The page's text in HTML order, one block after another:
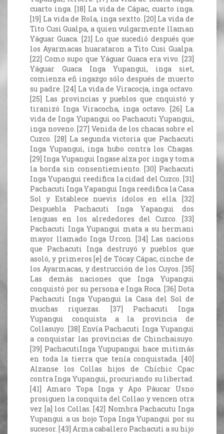
cuarto inga. [18] La vida de Cápac, cuarto inga.
[19] La vida de Rola, inga sextto. [20] La vida de
Tito Cusi Gualpa, a quien vulgarmente llaman
Yáguar Guaca. [21] Lo que sucedió después que
los Ayarmacas huarataron a Tito Cusi Gualpa.
[22] Como supo que Yáguar Guaca era vivo. [23]
Yáguar Guaca Inga Yupangui, inga siet,
comienza eñ ingazgo sólo después de muerto
su padre. [24] La vida de Viracocja, inga octavo.
[25] Las provincias y pueblos que cnquistó y
tiranizó Inga Viracocha, inga octavo. [26] La
vida de Inga Yupangui oo Pachacuti Yupangui,
inga noveno. [27] Venida de los chacas sobre el
Cuzco. [28] La segunda victoria que Pachacuti
Inga Yupangui, inga hubo contra los Chagas.
[29] Inga Yupangui Ingase alza por inga y toma
la borda sin consentiemiento. [30] Pachacuti
Inga Yupangui reedifica la cidad del Cuzco. [31]
Pachacuti Inga Yapangui Inga reedifica la Casa
Sol y Establece nuevis ídolos en ella. [32]
Despuebla Pachacuti Inga Yapangui dos
lenguas en los alrededores del Cuzco. [33]
Pachacuti Inga Yupangui mata a su hermani
mayor llamado Inga Urcon. [34] Las nacions
que Pachacuti Inga destruyó y pueblos que
asoló, y primeros [e] de Tócay Cápac, cinche de
los Ayarmacas, y destrucción de los Cuyos. [35]
Las demás naciones que Inga Yupangui
conquistó por su persona e Inga Roca. [36] Dota
Pachacuti Inga Yupangui la Casa del Sol de
muchas riquezas. [37] Pachacuti Inga
Yupangui conquista a la provincia de
Collasuyo. [38] Envía Pachacuti Inga Yupangui
a conquistar las provincias de Chinchaisuyo.
[39] PachacutiInga Yupupangui hace mitimás
en toda la tierra que tenía conquistada. [40]
Alzanse los Collas hijos de Chíchic Cpac
contra Inga Yupangui, procuriando su libertad.
[41] Amaro Topa Inga y Apo Páucar Usno
prosiguen la conquita del Collao y vencen otra
vez [a] los Collas. [42] Nombra Pachacutu Inga
Yupangui a us hojo Topa Inga Yupangui por su
sucesor. [43] Arma caballero Pachacuti a su hijo